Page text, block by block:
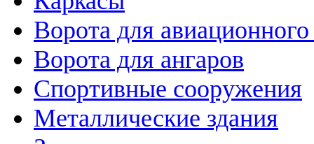
Ворота для авиационного
Ворота для ангаров
Спортивные сооружения
Металлические здания